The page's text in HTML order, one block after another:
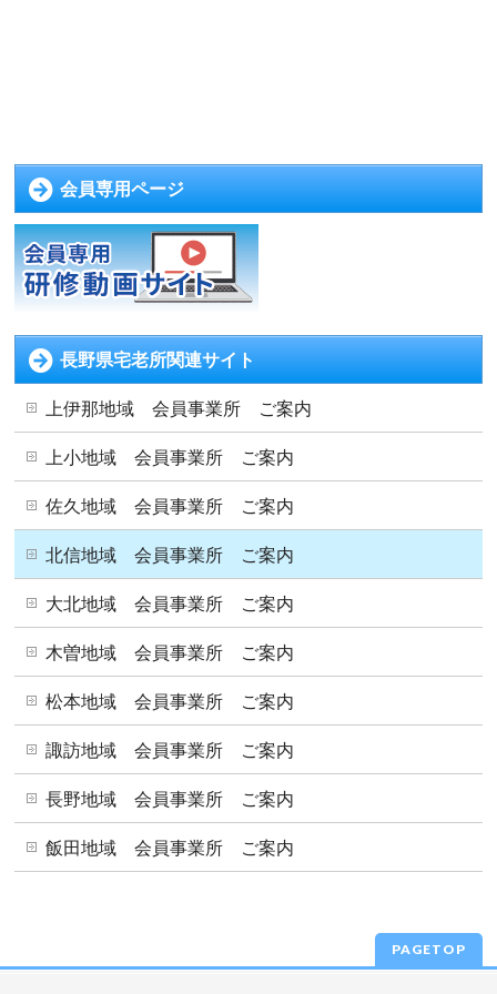
会員専用ページ
長野県宅老所関連サイト
上伊那地域 会員事業所 ご案内
上小地域 会員事業所 ご案内
佐久地域 会員事業所 ご案内
北信地域 会員事業所 ご案内
大北地域 会員事業所 ご案内
木曽地域 会員事業所 ご案内
松本地域 会員事業所 ご案内
諏訪地域 会員事業所 ご案内
長野地域 会員事業所 ご案内
飯田地域 会員事業所 ご案内
PAGETOP